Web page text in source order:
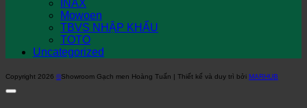
INAX
Mowoen
TBVS NHẬP KHẨU
TOTO
Uncategorized
Copyright 2026 ©Showroom Gạch men Hoàng Tuấn | Thiết kế và duy trì bởi MARHUB